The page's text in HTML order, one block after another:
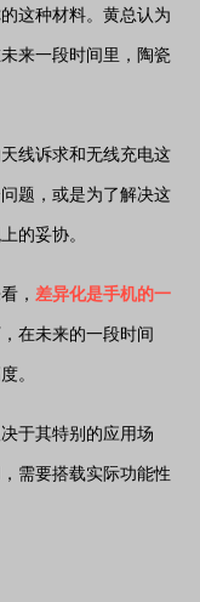
这种材料。黄总认为
来一段时间里，陶瓷
天线诉求和无线充电这
题，或是为了解决这
的妥协。
， 差异化是手机的一
在未来的一段时间
。
于其特别的应用场
需要搭载实际功能性